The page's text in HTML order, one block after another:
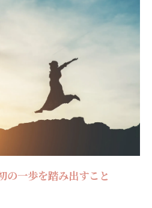
の一歩を踏み出すこと